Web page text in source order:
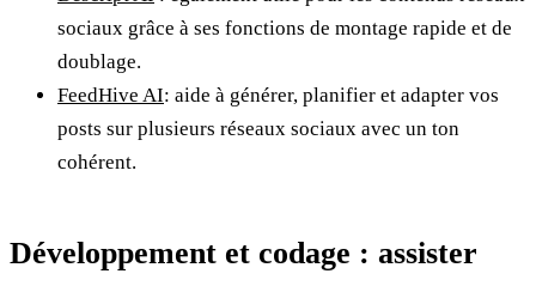
sociaux grâce à ses fonctions de montage rapide et de
doublage.
FeedHive AI: aide à générer, planifier et adapter vos
posts sur plusieurs réseaux sociaux avec un ton
cohérent.
Développement et codage : assister